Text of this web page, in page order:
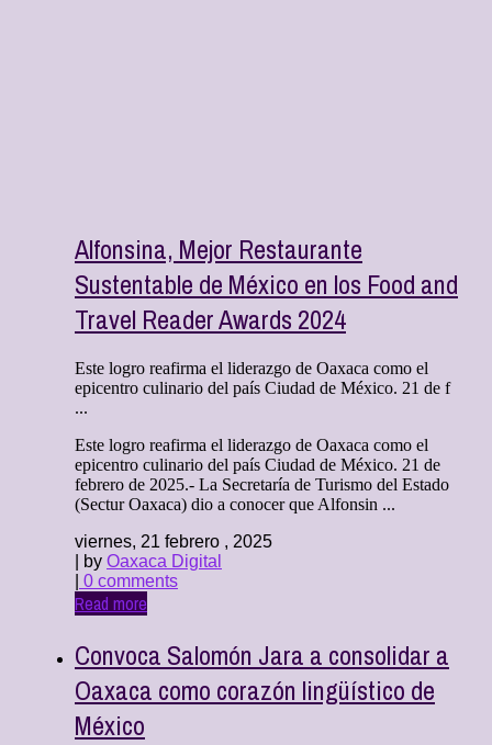
Alfonsina, Mejor Restaurante
Sustentable de México en los Food and
Travel Reader Awards 2024
Este logro reafirma el liderazgo de Oaxaca como el
epicentro culinario del país Ciudad de México. 21 de f
...
Este logro reafirma el liderazgo de Oaxaca como el
epicentro culinario del país Ciudad de México. 21 de
febrero de 2025.- La Secretaría de Turismo del Estado
(Sectur Oaxaca) dio a conocer que Alfonsin ...
viernes, 21 febrero , 2025
| by Oaxaca Digital
0 comments
Read more
Convoca Salomón Jara a consolidar a
Oaxaca como corazón lingüístico de
México